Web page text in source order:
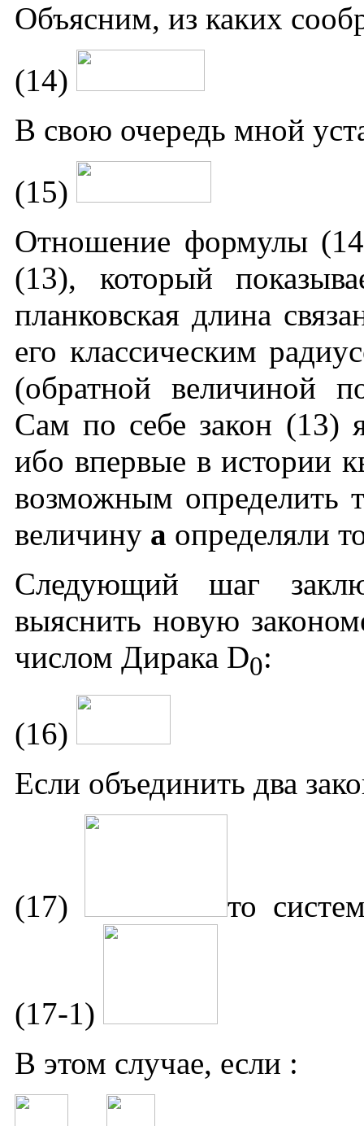
Объясним, из каких
(14)
В свою очередь мной
(15)
Отношение формулы
(13), который
планковская длина
его классическим
(обратной величиной
Сам по себе закон (13)
ибо впервые в истории
возможным определить
величину a определяли
Следующий шаг
выяснить новую
числом Дирака D0:
(16)
Если объединить два
(17) то
(17-1)
В этом случае, если :